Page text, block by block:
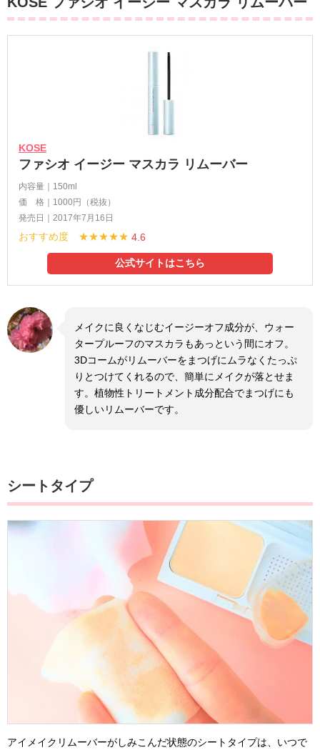
KOSE
ファシオ イージー マスカラ リムーバー
内容量｜150ml
価 格｜1000円（税抜）
発売日｜2017年7月16日
おすすめ度 ★★★★★ 4.6
公式サイトはこちら
メイクに良くなじむイージーオフ成分が、ウォー
タープルーフのマスカラもあっという間にオフ。
3Dコームがリムーバーをまつげにムラなくたっぷ
りとつけてくれるので、簡単にメイクが落とせま
す。植物性トリートメント成分配合でまつげにも
優しいリムーバーです。
シートタイプ
アイメイクリムーバーがしみこんだ状態のシートタイプは、いつで